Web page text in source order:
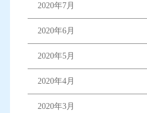
2020年7月
2020年6月
2020年5月
2020年4月
2020年3月